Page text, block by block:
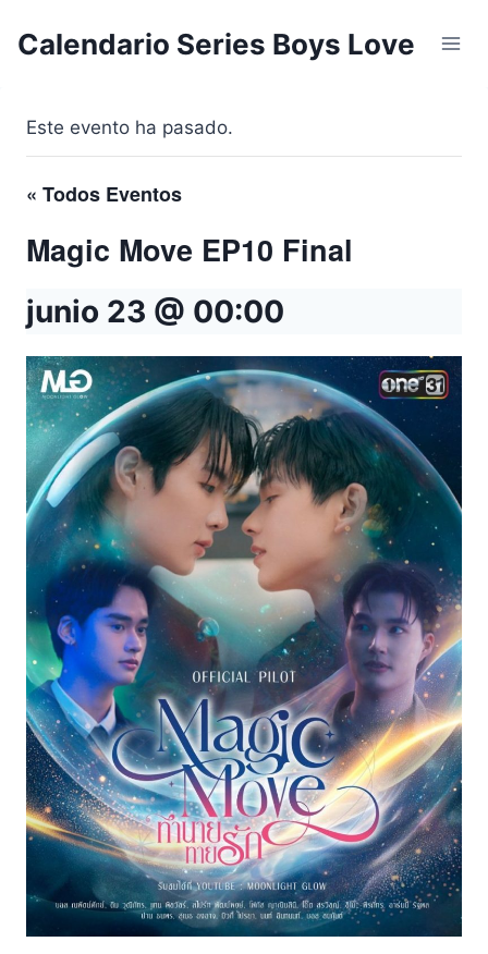
Calendario Series Boys Love
Este evento ha pasado.
« Todos Eventos
Magic Move EP10 Final
junio 23 @ 00:00